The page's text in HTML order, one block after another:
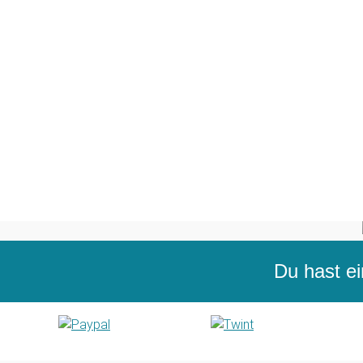
Du hast